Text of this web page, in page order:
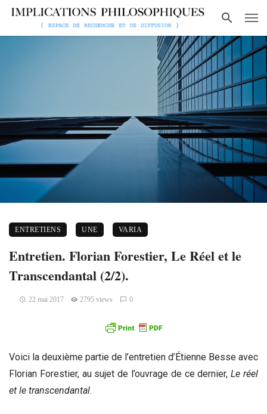
ENTRETIENS UNE VARIA
Entretien. Florian Forestier, Le Réel et le
Transcendantal (2/2).
22 mai 2017 2795 views 0
Voici la deuxième partie de l’entretien d’Étienne Besse avec
Florian Forestier, au sujet de l’ouvrage de ce dernier,Le réel
et le transcendantal.